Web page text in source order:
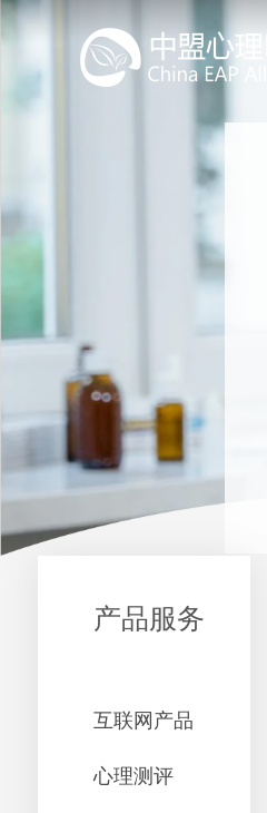
产品服务
互联网产品
心理测评